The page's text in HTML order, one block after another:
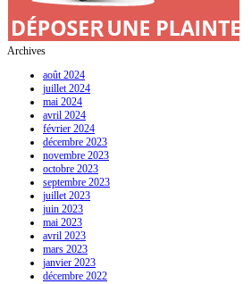
Archives
août 2024
juillet 2024
mai 2024
avril 2024
février 2024
décembre 2023
novembre 2023
octobre 2023
septembre 2023
juillet 2023
juin 2023
mai 2023
avril 2023
mars 2023
janvier 2023
décembre 2022